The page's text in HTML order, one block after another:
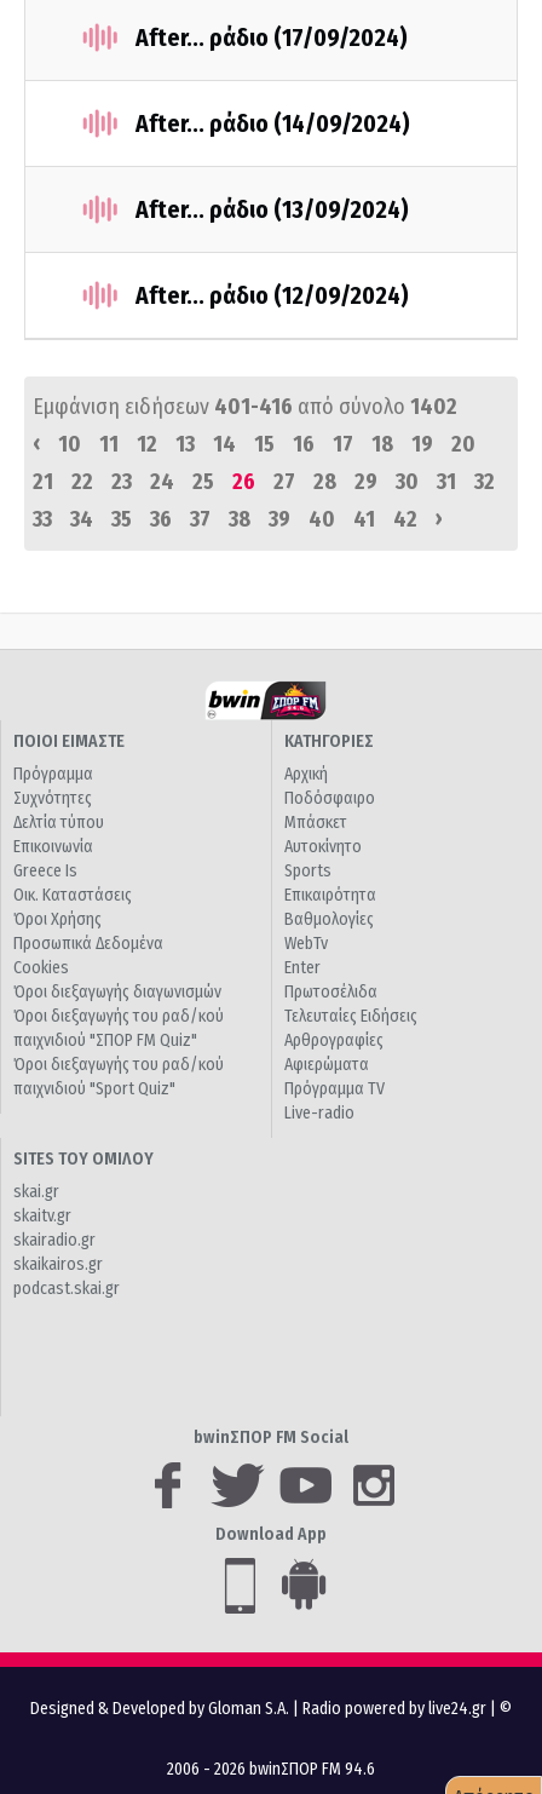
After... ράδιο (17/09/2024)
After... ράδιο (14/09/2024)
After... ράδιο (13/09/2024)
After... ράδιο (12/09/2024)
Εμφάνιση ειδήσεων 401-416 από σύνολο 1402
‹
10 11 12 13 14 15 16 17 18 19
20
21
22 23 24 25 26 27 28 29 30 31
32
33
34 35 36 37 38 39 40 41 42 ›
ΠΟΙΟΙ ΕΙΜΑΣΤΕ
Πρόγραμμα
Συχνότητες
Δελτία τύπου
Επικοινωνία
Greece Is
Οικ. Καταστάσεις
Όροι Χρήσης
Προσωπικά Δεδομένα
Cookies
Όροι διεξαγωγής διαγωνισμών
Όροι διεξαγωγής του ραδ/κού
παιχνιδιού "ΣΠΟΡ FM Quiz"
Όροι διεξαγωγής του ραδ/κού
παιχνιδιού "Sport Quiz"
ΚΑΤΗΓΟΡΙΕΣ
Αρχική
Ποδόσφαιρο
Μπάσκετ
Αυτοκίνητο
Sports
Επικαιρότητα
Βαθμολογίες
WebTv
Enter
Πρωτοσέλιδα
Τελευταίες Ειδήσεις
Αρθρογραφίες
Αφιερώματα
Πρόγραμμα TV
Live-radio
SITES ΤΟΥ ΟΜΙΛΟΥ
skai.gr
skaitv.gr
skairadio.gr
skaikairos.gr
podcast.skai.gr
bwinΣΠΟΡ FM Social
Download App
Designed & Developed by Gloman S.A. Radio powered by live24.gr | ©
2006 - 2026 bwinΣΠΟΡ FM 94.6